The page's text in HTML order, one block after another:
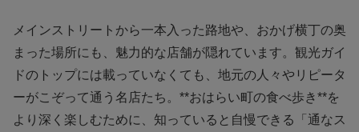
メインストリートから一本入った路地や、おかげ横丁の奥
まった場所にも、魅力的な店舗が隠れています。観光ガイ
ドのトップには載っていなくても、地元の人々やリピータ
ーがこぞって通う名店たち。**おはらい町の食べ歩き**を
より深く楽しむために、知っていると自慢できる「通なス